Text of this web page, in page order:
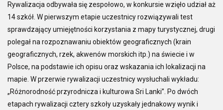
Rywalizacja odbywała się zespołowo, w konkursie wzięło udział aż
14 szkół. W pierwszym etapie uczestnicy rozwiązywali test
sprawdzający umiejętności korzystania z mapy turystycznej, drugi
polegał na rozpoznawaniu obiektów geograficznych (krain
geograficznych, rzek, akwenów morskich itp.) na świecie i w
Polsce, na podstawie ich opisu oraz wskazania ich lokalizacji na
mapie. W przerwie rywalizacji uczestnicy wysłuchali wykładu:
„Różnorodność przyrodnicza i kulturowa Sri Lanki”. Po dwóch
etapach rywalizacji cztery szkoły uzyskały jednakowy wynik i